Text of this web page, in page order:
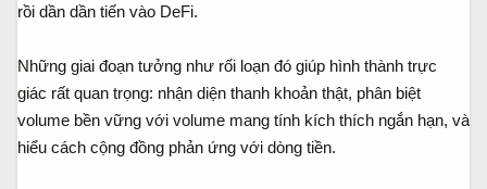
rồi dần dần tiến vào DeFi.
Những giai đoạn tưởng như rối loạn đó giúp hình thành trực
giác rất quan trọng: nhận diện thanh khoản thật, phân biệt
volume bền vững với volume mang tính kích thích ngắn hạn, và
hiểu cách cộng đồng phản ứng với dòng tiền.